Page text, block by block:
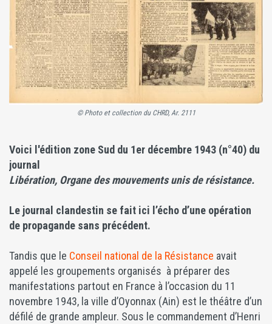
© Photo et collection du CHRD, Ar. 2111
Voici l'édition zone Sud du 1er décembre 1943 (n°40) du
journal
Libération, Organe des mouvements unis de résistance.
Le journal clandestin se fait ici l’écho d’une opération
de propagande sans précédent.
Tandis que le Conseil national de la Résistance avait
appelé les groupements organisés à préparer des
manifestations partout en France à l’occasion du 11
novembre 1943, la ville d’Oyonnax (Ain) est le théâtre d’un
défilé de grande ampleur. Sous le commandement d’Henri